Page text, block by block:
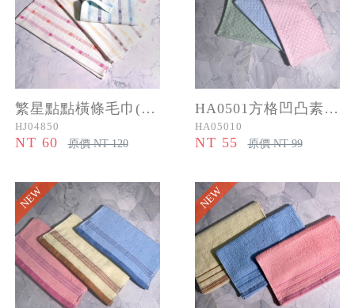
繁星點點橫條毛巾(隨機色)
HJ04850
NT 60 原價 NT 120
HA0501方格凹凸素色毛巾(隨機色)
HA05010
NT 55 原價 NT 99
NEW NEW